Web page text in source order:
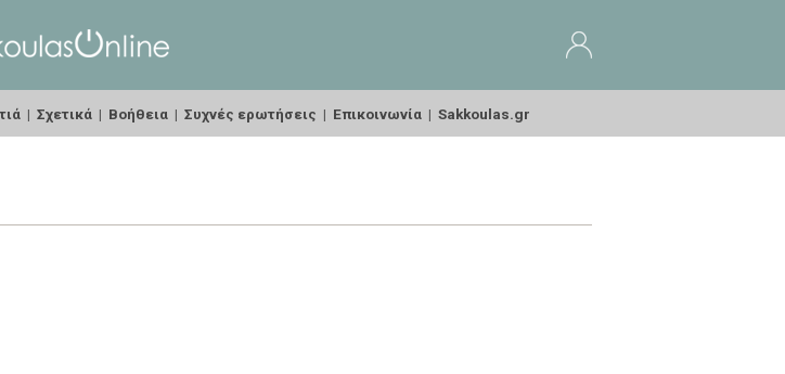
| Σχετικά | Βοήθεια | Συχνές ερωτήσεις | Επικοινωνία | Sakkoulas.gr